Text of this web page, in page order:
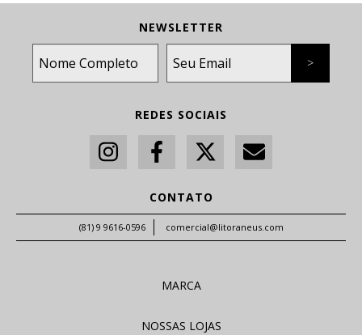
NEWSLETTER
REDES SOCIAIS
CONTATO
(81) 9 9616-0596 comercial@litoraneus.com
MARCA
NOSSAS LOJAS